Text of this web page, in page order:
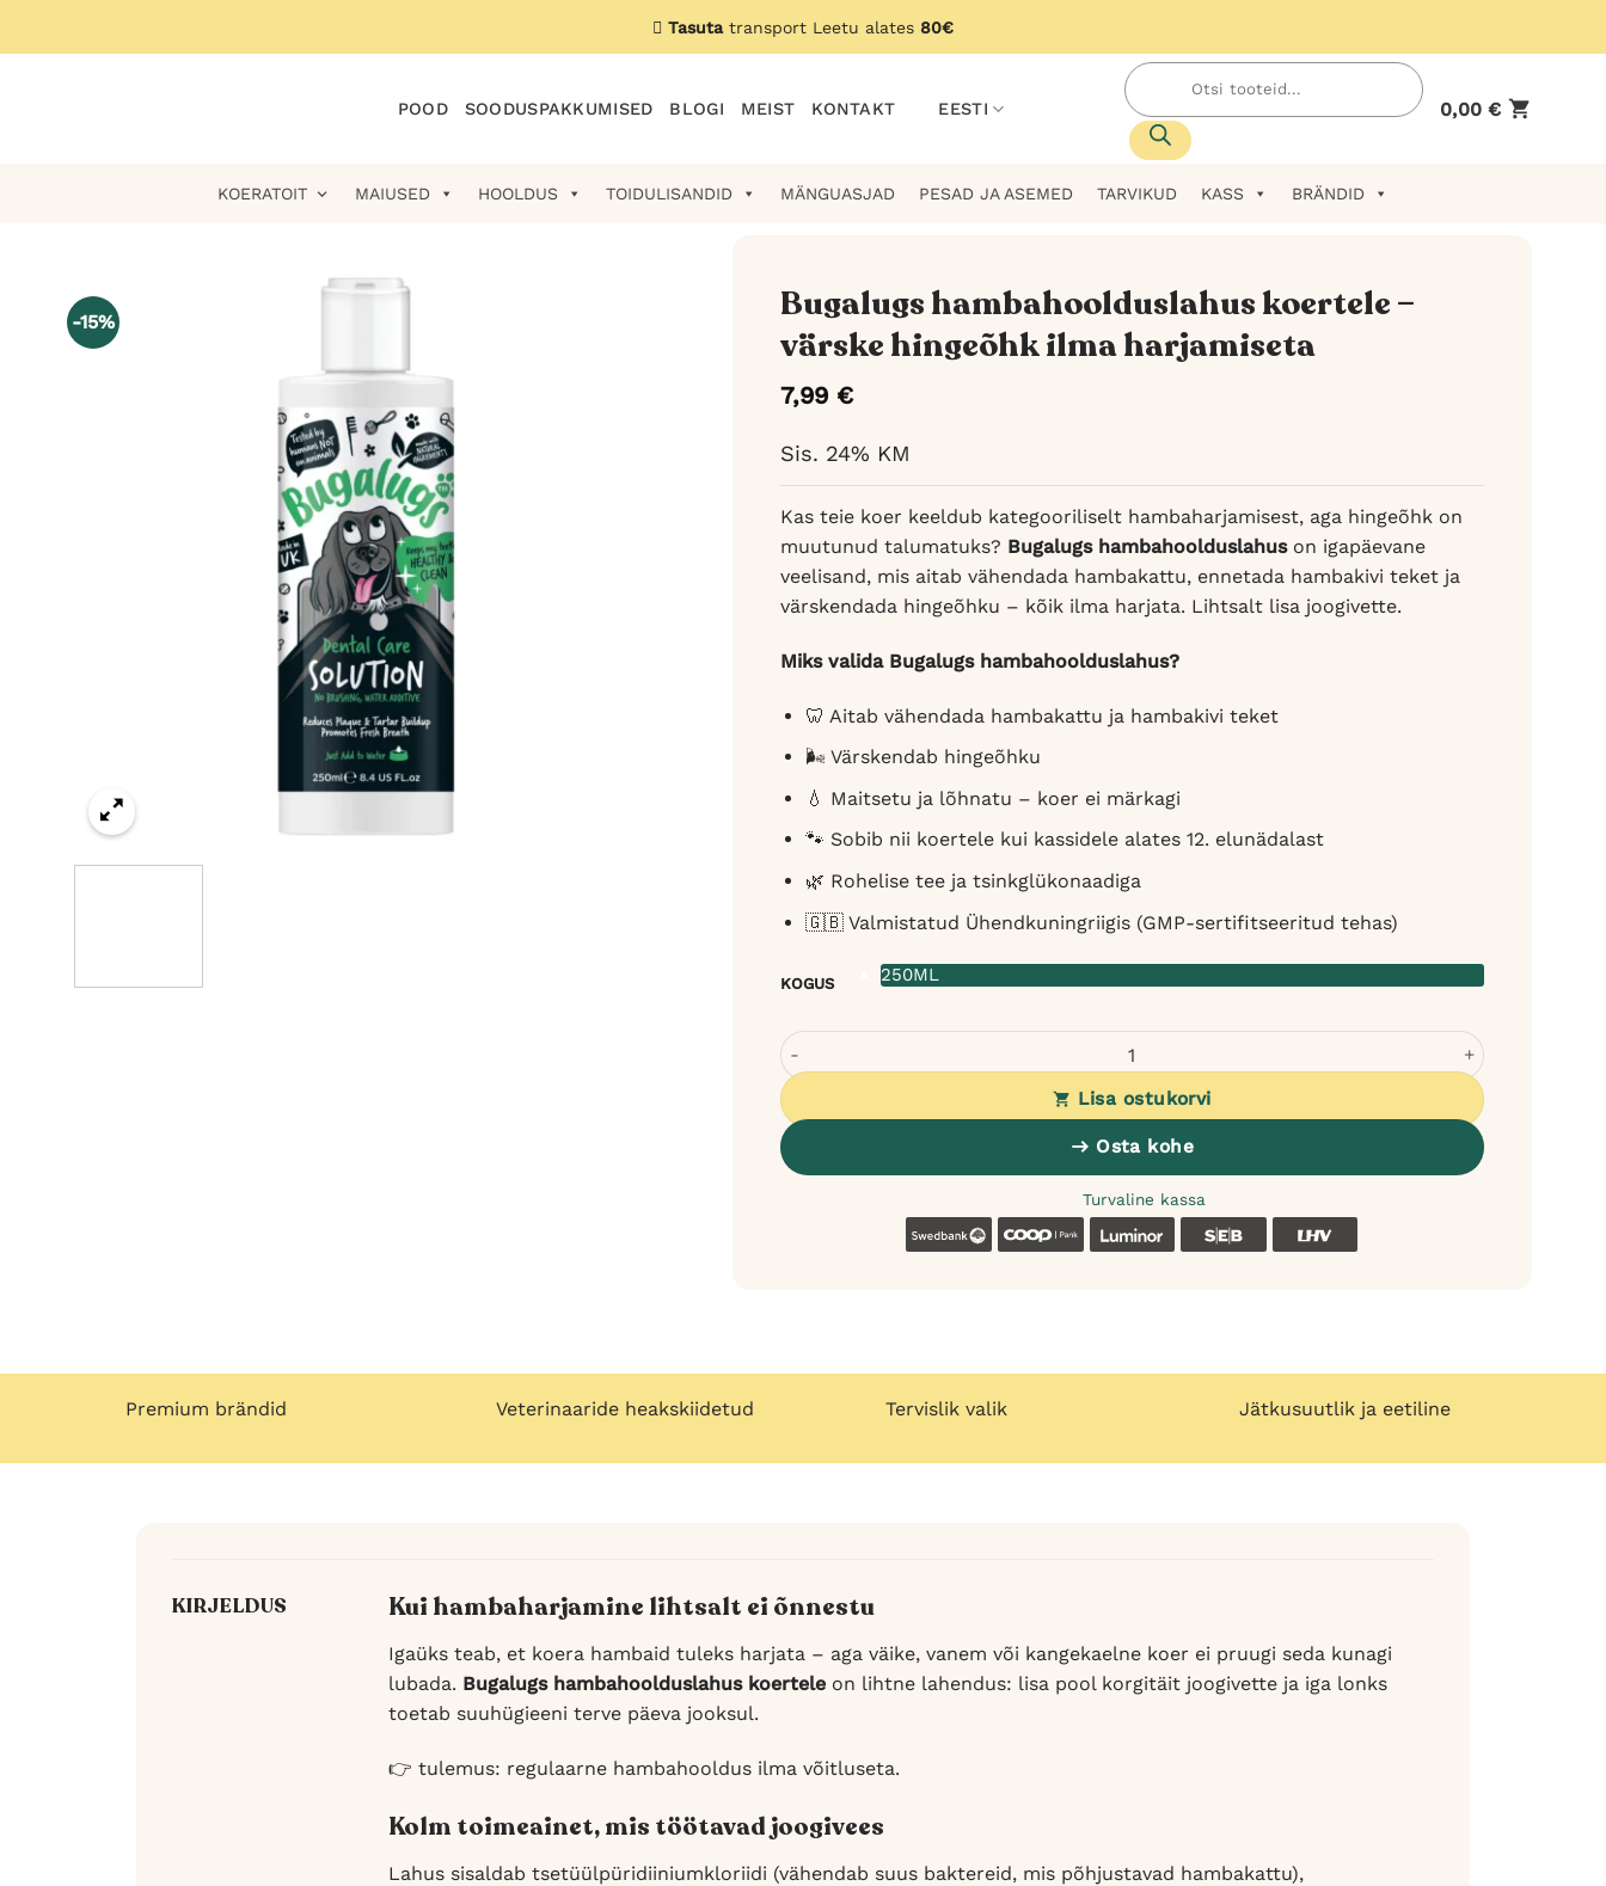
Tasutatransport Leetu alates 80€
POOD SOODUSPAKKUMISED BLOGI MEIST KONTAKT EESTI
Products
search
0,00€
KOERATOIT MAIUSED HOOLDUS TOIDULISANDID MÄNGUASJAD PESAD JA ASEMED TARVIKUD KASS BRÄNDID
-15%
Bugalugs hambahoolduslahus koertele –
värske hingeõhk ilma harjamiseta
7,99 €
Sis. 24% KM
Kas teie koer keeldub kategooriliselt hambaharjamisest, aga hingeõhk on
muutunud talumatuks? Bugalugs hambahoolduslahuson igapäevane
veelisand, mis aitab vähendada hambakattu, ennetada hambakivi teket ja
värskendada hingeõhku – kõik ilma harjata. Lihtsalt lisa joogivette.
Miks valida Bugalugs hambahoolduslahus?
🦷 Aitab vähendada hambakattu ja hambakivi teket
🌬️ Värskendab hingeõhku
💧 Maitsetu ja lõhnatu – koer ei märkagi
🐾 Sobib nii koertele kui kassidele alates 12. elunädalast
🌿 Rohelise tee ja tsinkglükonaadiga
🇬🇧 Valmistatud Ühendkuningriigis (GMP-sertifitseeritud tehas)
KOGUS 250ML
Bugalugs hambahoolduslahus koertele - värske hingeõhk ilma harjamiseta kogus
Lisa ostukorvi
Osta kohe
Turvaline kassa
SwedbankCoop Luminor
Premium brändid Veterinaaride heakskiidetud Tervislik valik Jätkusuutlik ja eetiline
KIRJELDUS Kui hambaharjamine lihtsalt ei õnnestu
Igaüks teab, et koera hambaid tuleks harjata – aga väike, vanem või kangekaelne koer ei pruugi seda kunagi
lubada. Bugalugs hambahoolduslahus koertele on lihtne lahendus: lisa pool korgitäit joogivette ja iga lonks
toetab suuhügieeni terve päeva jooksul.
👉 tulemus: regulaarne hambahooldus ilma võitluseta.
Kolm toimeainet, mis töötavad joogivees
Lahus sisaldab tsetüülpüridiiniumkloriidi (vähendab suus baktereid, mis põhjustavad hambakattu),